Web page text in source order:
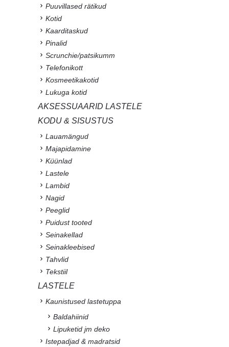
Puuvillased rätikud
Kotid
Kaarditaskud
Pinalid
Scrunchie/patsikumm
Telefonikott
Kosmeetikakotid
Lukuga kotid
AKSESSUAARID LASTELE
KODU & SISUSTUS
Lauamängud
Majapidamine
Küünlad
Lastele
Lambid
Nagid
Peeglid
Puidust tooted
Seinakellad
Seinakleebised
Tahvlid
Tekstiil
LASTELE
Kaunistused lastetuppa
Baldahiinid
Lipuketid jm deko
Istepadjad & madratsid